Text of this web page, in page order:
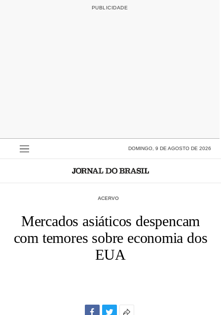
DOMINGO, 9 DE AGOSTO DE 2026
ACERVO
Mercados asiáticos despencam
com temores sobre economia dos
EUA